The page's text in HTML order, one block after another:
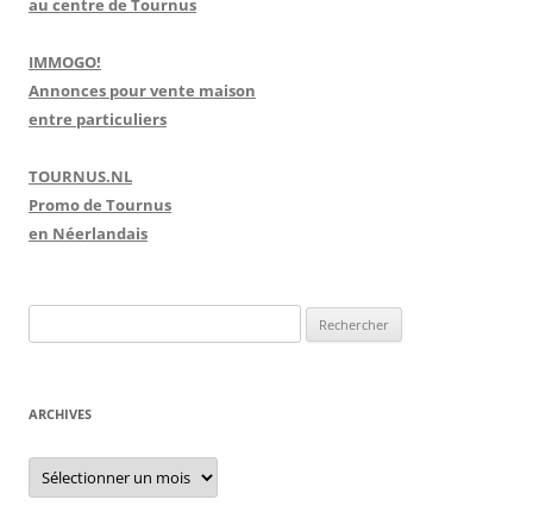
au centre de Tournus
IMMOGO!
Annonces pour vente maison
entre particuliers
TOURNUS.NL
Promo de Tournus
en Néerlandais
e
h
r
c
ARCHIVES
A
c